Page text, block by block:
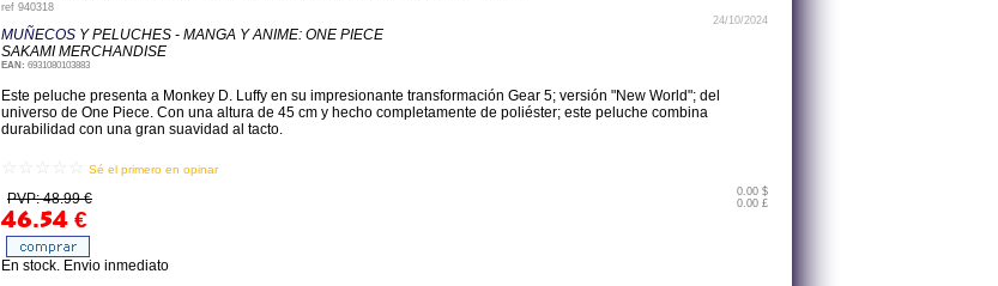
ref 940318
24/10/2024
MUÑECOS Y PELUCHES - MANGA Y ANIME: ONE PIECE
SAKAMI MERCHANDISE
EAN: 6931080103883
Este peluche presenta a Monkey D. Luffy en su impresionante transformación Gear 5; versión "New World"; del
universo de One Piece. Con una altura de 45 cm y hecho completamente de poliéster; este peluche combina
durabilidad con una gran suavidad al tacto.
Sé el primero en opinar
PVP: 48.99 €
46.54 €
0.00 $
0.00 £
En stock. Envio inmediato